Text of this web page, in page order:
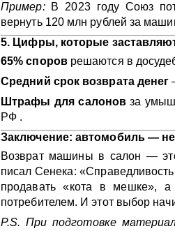
Пример:В 2023 году Союз
вернуть 120 млн рублей за
5. Цифры, которые
65% спороврешаются в
Средний срок возврата денег
Штрафы для салонов за
РФ .
Заключение: автомобиль —
Возврат машины в салон —
писал Сенека:
продавать «кота в мешке»,
потребителем. И этот выбор
P.S. При подготовке